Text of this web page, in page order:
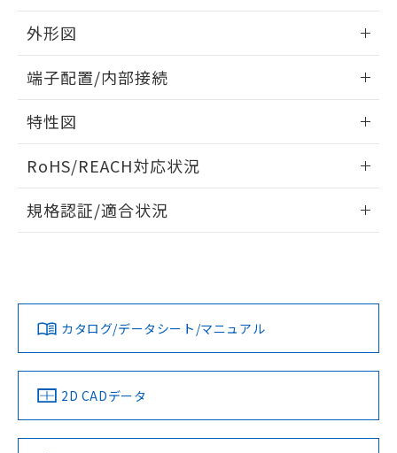
外形図
外形図
端子配置/内部接続
端子配置/内部接続
特性図
電気的寿命曲線
RoHS/REACH対応状況
EU RoHS 注意事項・凡例
対応済み
中国 RoHS 注意事項・凡例
規格認証/適合状況
LR型式承認
（イギリス
船舶規格）
DNV型式承認
（ノルウェー
BV型式承認
（フランス
KR型式
（韓国
No No No No
カタログ/データシート/マニュアル
2D CADデータ
荷製品に未対応品が混在することから備考
欄に対応日を記載しておりました。
既に当社にて対応品への在庫切替を完了
していることから、特段のことがない限
り、2022年1月12日より割愛しておりま